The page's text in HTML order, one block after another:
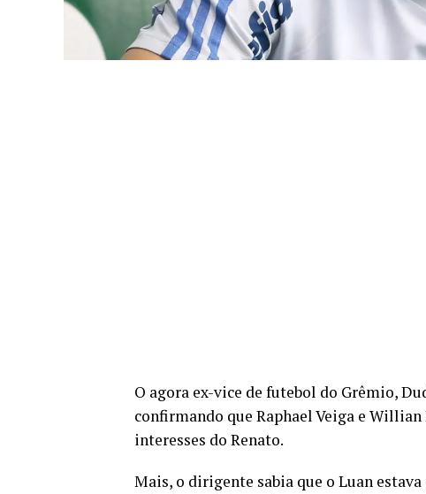
O agora ex-vice de futebol do Grêmio,
confirmando que Raphael Veiga e
interesses do Renato.
Mais, o dirigente sabia que o Luan